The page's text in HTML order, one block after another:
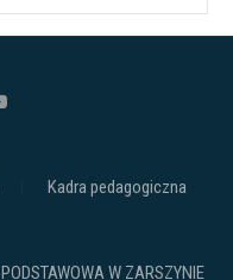
Kadra pedagogiczna
W ZARSZYNIE